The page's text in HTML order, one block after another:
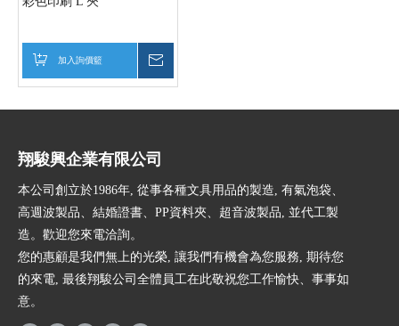
加入詢價籃
翔駿興企業有限公司
本公司創立於1986年, 從事各種文具用品的製造, 有氣泡袋、
高週波製品、結婚證書、PP資料夾、超音波製品, 並代工製
造。歡迎您來電洽詢。
您的惠顧是我們無上的光榮, 讓我們有機會為您服務, 期待您
的來電, 最後翔駿公司全體員工在此敬祝您工作愉快、事事如
意。